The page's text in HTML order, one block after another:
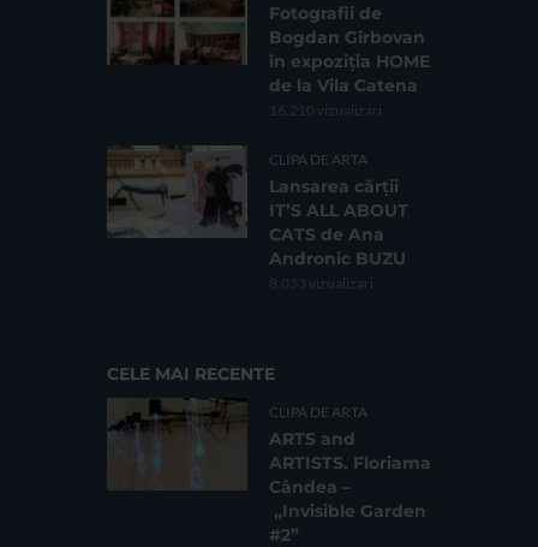
Fotografii de
Bogdan Gîrbovan
în expoziția HOME
de la Vila Catena
16.210 vizualizari
CLIPA DE ARTA
Lansarea cărții
IT’S ALL ABOUT
CATS de Ana
Andronic BUZU
8.033 vizualizari
CELE MAI RECENTE
CLIPA DE ARTA
ARTS and
ARTISTS. Floriama
Cândea –
„Invisible Garden
#2”